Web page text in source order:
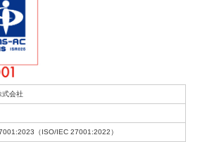
式会社
（ISO/IEC 27001:2022）